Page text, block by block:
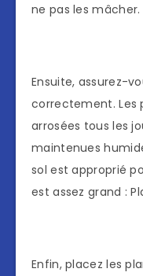
ne pas les mâcher.
Ensuite, assurez-
correctement. Les
arrosées tous les
maintenues
sol est approprié
est assez grand :
Enfin, placez les